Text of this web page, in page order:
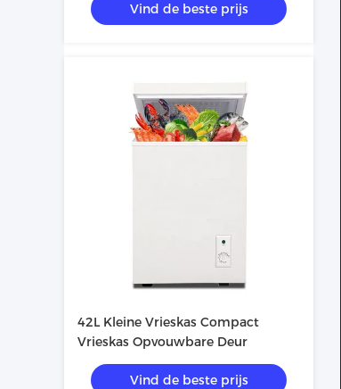
Vind de beste prijs
42L Kleine Vrieskas Compact
Vrieskas Opvouwbare Deur
Vind de beste prijs